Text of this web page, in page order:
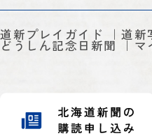
道新プレイガイド 道新
どうしん記念日新聞 マ